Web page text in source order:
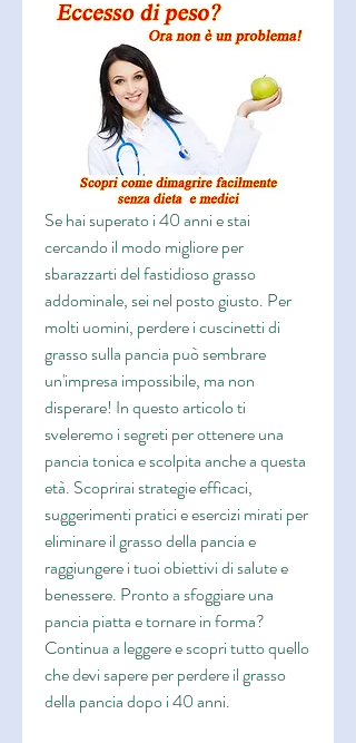
Se hai superato i 40 anni e stai
cercando il modo migliore per
sbarazzarti del fastidioso grasso
addominale, sei nel posto giusto. Per
molti uomini, perdere i cuscinetti di
grasso sulla pancia può sembrare
un'impresa impossibile, ma non
disperare! In questo articolo ti
sveleremo i segreti per ottenere una
pancia tonica e scolpita anche a questa
età. Scoprirai strategie efficaci,
suggerimenti pratici e esercizi mirati per
eliminare il grasso della pancia e
raggiungere i tuoi obiettivi di salute e
benessere. Pronto a sfoggiare una
pancia piatta e tornare in forma?
Continua a leggere e scopri tutto quello
che devi sapere per perdere il grasso
della pancia dopo i 40 anni.